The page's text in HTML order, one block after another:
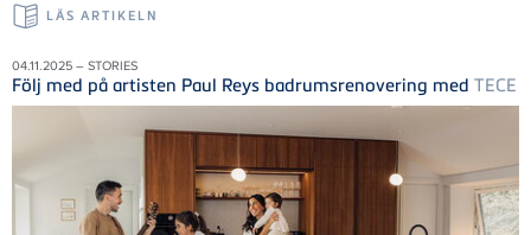
LÄS ARTIKELN
04.11.2025 – STORIES
Följ med på artisten Paul Reys badrumsrenovering med TECE